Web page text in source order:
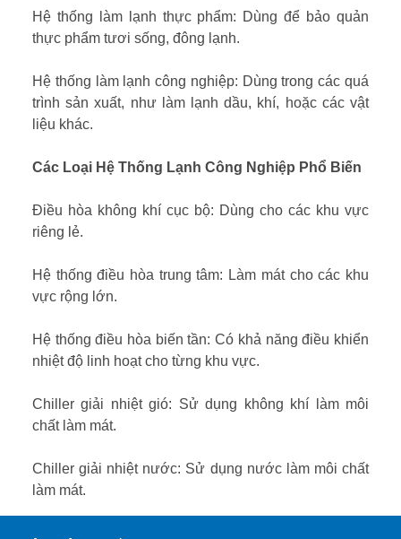
Hệ thống làm lạnh thực phẩm: Dùng để bảo quản
thực phẩm tươi sống, đông lạnh.
Hệ thống làm lạnh công nghiệp: Dùng trong các quá
trình sản xuất, như làm lạnh dầu, khí, hoặc các vật
liệu khác.
Các Loại Hệ Thống Lạnh Công Nghiệp Phổ Biến
Điều hòa không khí cục bộ: Dùng cho các khu vực
riêng lẻ.
Hệ thống điều hòa trung tâm: Làm mát cho các khu
vực rộng lớn.
Hệ thống điều hòa biến tần: Có khả năng điều khiển
nhiệt độ linh hoạt cho từng khu vực.
Chiller giải nhiệt gió: Sử dụng không khí làm môi
chất làm mát.
Chiller giải nhiệt nước: Sử dụng nước làm môi chất
làm mát.